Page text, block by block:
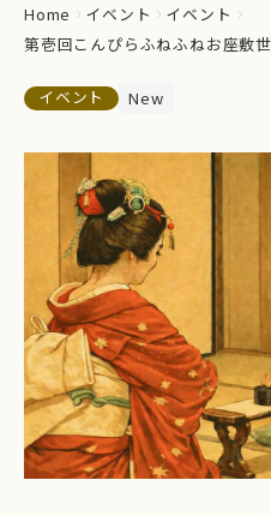
Home イベント
イベント
第壱回こんぴらふねふねお座敷
イベント New